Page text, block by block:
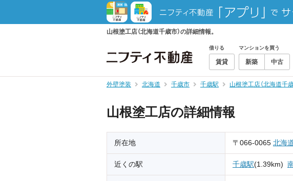
山根塗工店（北海道千歳市）の詳細情報。
借りる
賃貸
マンションを買う
新築 中古
外壁塗装 北海道 千歳市 千歳駅 山根塗工店（北海道千
山根塗工店の詳細情報
所在地 〒066-0065 北海
近くの駅 千歳駅(1.39km)